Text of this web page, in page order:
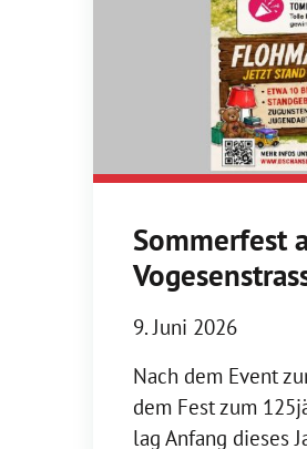
Sommerfest
9. Juni 2026
Nach dem Event
dem Fest zum
lag Anfang dieses